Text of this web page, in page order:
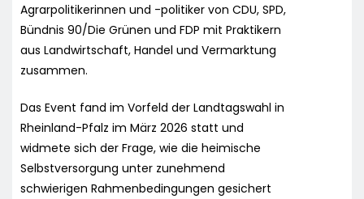
Agrarpolitikerinnen und -politiker von CDU, SPD,
Bündnis 90/Die Grünen und FDP mit Praktikern
aus Landwirtschaft, Handel und Vermarktung
zusammen.
Das Event fand im Vorfeld der Landtagswahl in
Rheinland-Pfalz im März 2026 statt und
widmete sich der Frage, wie die heimische
Selbstversorgung unter zunehmend
schwierigen Rahmenbedingungen gesichert